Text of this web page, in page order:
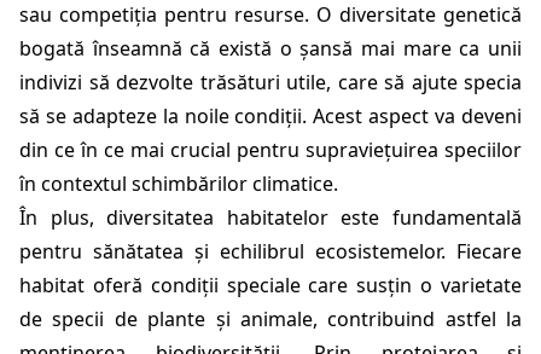
sau competiția pentru resurse. O diversitate genetică
bogată înseamnă că există o șansă mai mare ca unii
indivizi să dezvolte trăsături utile, care să ajute specia
să se adapteze la noile condiții. Acest aspect va deveni
din ce în ce mai crucial pentru supraviețuirea speciilor
în contextul schimbărilor climatice.
În plus, diversitatea habitatelor este fundamentală
pentru sănătatea și echilibrul ecosistemelor. Fiecare
habitat oferă condiții speciale care susțin o varietate
de specii de plante și animale, contribuind astfel la